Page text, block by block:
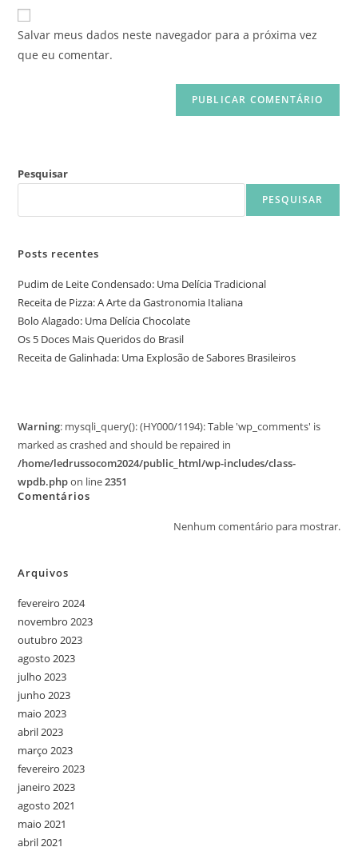
Salvar meus dados neste navegador para a próxima vez
que eu comentar.
Pesquisar
PESQUISAR
Posts recentes
Pudim de Leite Condensado: Uma Delícia Tradicional
Receita de Pizza: A Arte da Gastronomia Italiana
Bolo Alagado: Uma Delícia Chocolate
Os 5 Doces Mais Queridos do Brasil
Receita de Galinhada: Uma Explosão de Sabores Brasileiros
Warning: mysqli_query(): (HY000/1194): Table 'wp_comments' is
marked as crashed and should be repaired in
/home/ledrussocom2024/public_html/wp-includes/class-
wpdb.phpon line2351
Comentários
Nenhum comentário para mostrar.
Arquivos
fevereiro 2024
novembro 2023
outubro 2023
agosto 2023
julho 2023
junho 2023
maio 2023
abril 2023
março 2023
fevereiro 2023
janeiro 2023
agosto 2021
maio 2021
abril 2021